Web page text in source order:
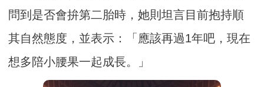
問到是否會拚第二胎時，她則坦言目前抱持順
其自然態度，並表示：「應該再過1年吧，現在
想多陪小腰果一起成長。」